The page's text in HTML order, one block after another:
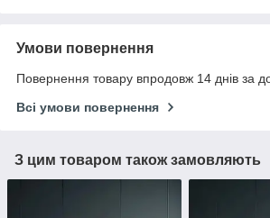
Умови повернення
Повернення товару впродовж 14 днів за
Всі умови повернення
З цим товаром також замовляють